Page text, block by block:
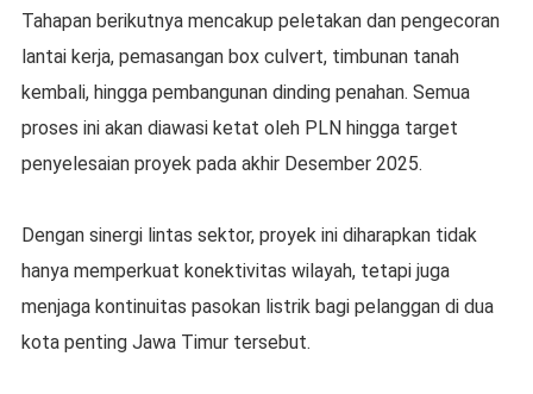
Tahapan berikutnya mencakup peletakan dan pengecoran
lantai kerja, pemasangan box culvert, timbunan tanah
kembali, hingga pembangunan dinding penahan. Semua
proses ini akan diawasi ketat oleh PLN hingga target
penyelesaian proyek pada akhir Desember 2025.
Dengan sinergi lintas sektor, proyek ini diharapkan tidak
hanya memperkuat konektivitas wilayah, tetapi juga
menjaga kontinuitas pasokan listrik bagi pelanggan di dua
kota penting Jawa Timur tersebut.